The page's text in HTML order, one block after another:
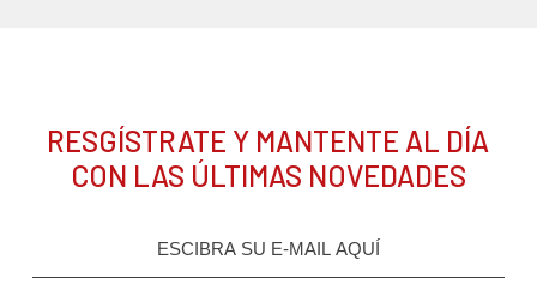
RESGÍSTRATE Y MANTENTE AL DÍA
CON LAS ÚLTIMAS NOVEDADES